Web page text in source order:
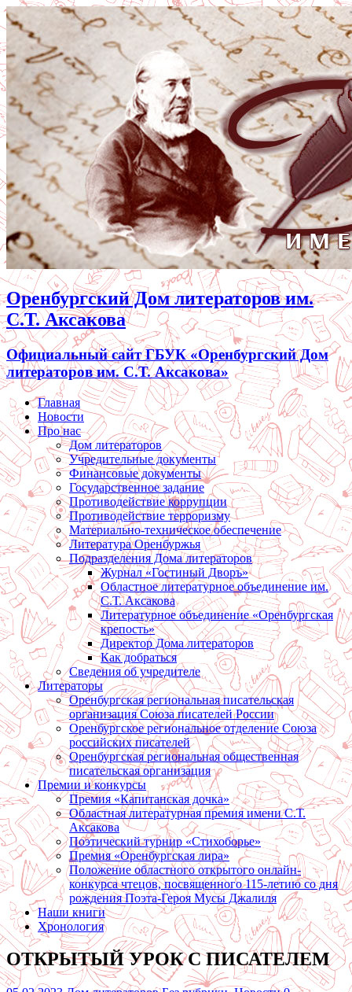
Оренбургский Дом литераторов им.
С.Т. Аксакова
Официальный сайт ГБУК «Оренбургский Дом
литераторов им. С.Т. Аксакова»
Главная
Новости
Про нас
Дом литераторов
Учредительные документы
Финансовые документы
Государственное задание
Противодействие коррупции
Противодействие терроризму
Материально-техническое обеспечение
Литература Оренбуржья
Подразделения Дома литераторов
Журнал «Гостиный Дворъ»
Областное литературное объединение им.
С.Т. Аксакова
Литературное объединение «Оренбургская
крепость»
Директор Дома литераторов
Как добраться
Сведения об учредителе
Литераторы
Оренбургская региональная писательская
организация Союза писателей России
Оренбургское региональное отделение Союза
российских писателей
Оренбургская региональная общественная
писательская организация
Премии и конкурсы
Премия «Капитанская дочка»
Областная литературная премия имени С.Т.
Аксакова
Поэтический турнир «Стихоборье»
Премия «Оренбургская лира»
Положение областного открытого онлайн-
конкурса чтецов, посвященного 115-летию со дня
рождения Поэта-Героя Мусы Джалиля
Наши книги
Хронология
ОТКРЫТЫЙ УРОК С ПИСАТЕЛЕМ